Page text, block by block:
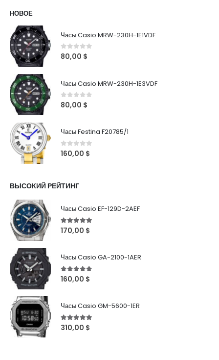
НОВОЕ
Часы Casio MRW-230H-1E1VDF
0out of 5
80,00 $
Часы Casio MRW-230H-1E3VDF
0out of 5
80,00 $
Часы Festina F20785/1
0out of 5
160,00 $
ВЫСОКИЙ РЕЙТИНГ
Часы Casio EF-129D-2AEF
5out of 5
170,00 $
Часы Casio GA-2100-1AER
5out of 5
160,00 $
Часы Casio GM-5600-1ER
5out of 5
310,00 $